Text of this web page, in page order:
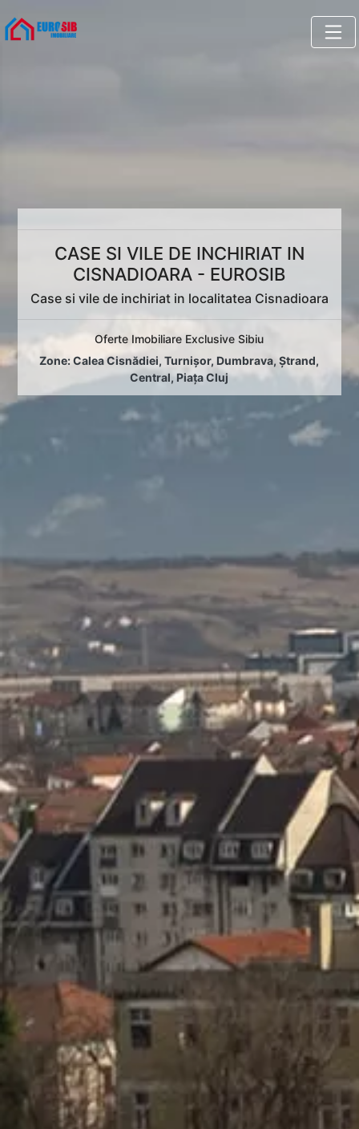
CASE SI VILE DE INCHIRIAT IN
CISNADIOARA - EUROSIB
Case si vile de inchiriat in localitatea Cisnadioara
Oferte Imobiliare Exclusive Sibiu
Zone:Calea Cisnădiei,Turnișor,Dumbrava,Ștrand,
Central,Piața Cluj